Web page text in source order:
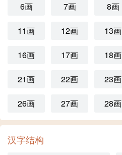
6画 7画 8画
11画 12画 13画
16画 17画 18画
21画 22画 23画
26画 27画 28画
汉字结构